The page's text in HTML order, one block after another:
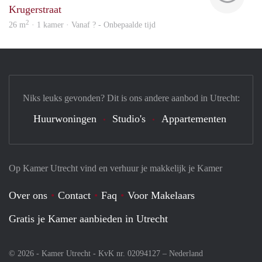
Krugerstraat
26 m2 · 1 kamer · Vanaf ? - Onbepaalde tijd
Op Kamer Utrecht vind en verhuur je makkelijk je Kamer
Over ons Contact Faq
Voor Makelaars
Gratis je Kamer aanbieden in Utrecht
© 2026 - Kamer Utrecht - KvK nr. 02094127 – Nederland
Niks leuks gevonden? Dit is ons andere aanbod in Utrecht:
Huurwoningen Studio's Appartementen